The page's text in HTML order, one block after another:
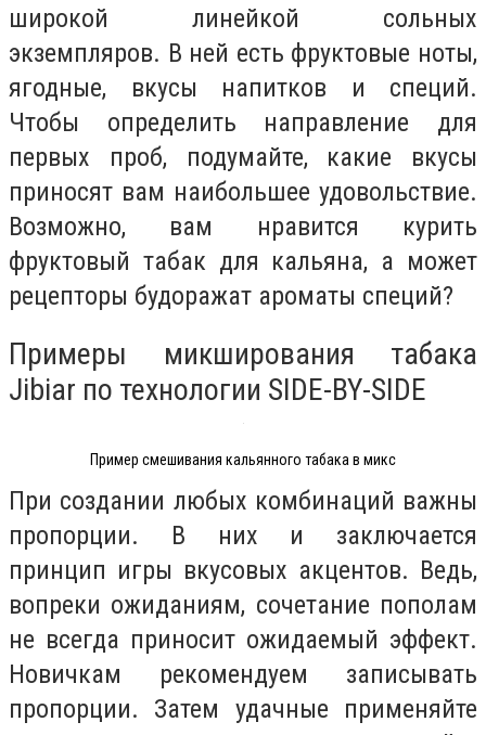
широкой линейкой сольных
экземпляров. В ней есть фруктовые ноты,
ягодные, вкусы напитков и специй.
Чтобы определить направление для
первых проб, подумайте, какие вкусы
приносят вам наибольшее удовольствие.
Возможно, вам нравится курить
фруктовый табак для кальяна, а может
рецепторы будоражат ароматы специй?
Примеры микширования табака
Jibiar по технологии SIDE-BY-SIDE
Пример смешивания кальянного табака в микс
При создании любых комбинаций важны
пропорции. В них и заключается
принцип игры вкусовых акцентов. Ведь,
вопреки ожиданиям, сочетание пополам
не всегда приносит ожидаемый эффект.
Новичкам рекомендуем записывать
пропорции. Затем удачные применяйте